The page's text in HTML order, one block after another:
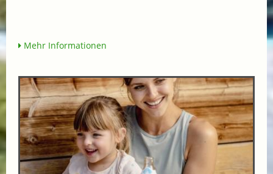
Mehr Informationen